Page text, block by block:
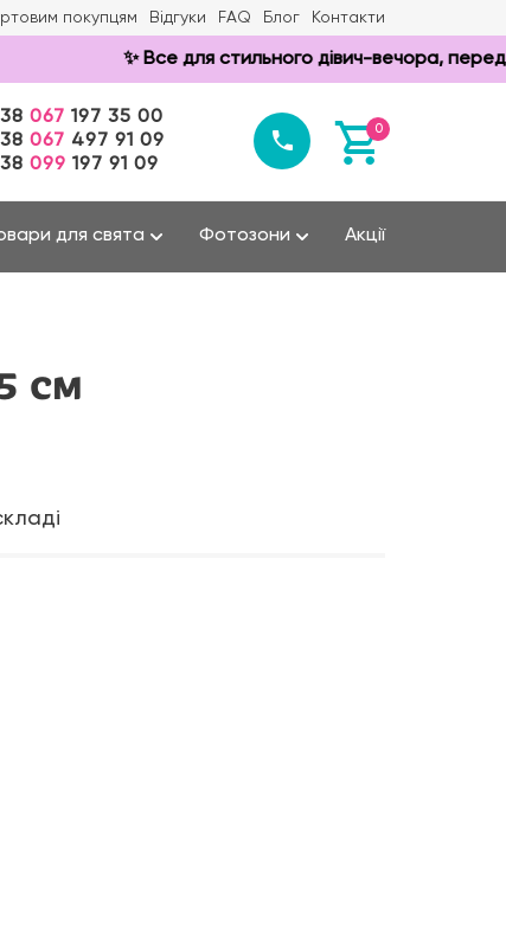
покупцям Відгуки FAQ Блог Контакти
✨ Все для стильного дівич-вечора,
067 197 35 00
067 497 91 09
099 197 91 09
0
для свята Фотозони Акції
см